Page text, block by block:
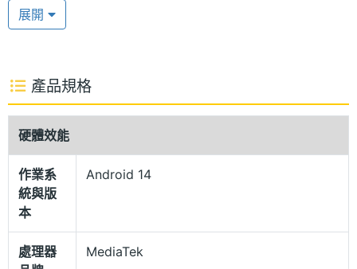
深、5,000,000:1 對比度與 100% P3 廣色域。同時提
德國萊茵 TÜV 三重護眼認證，還支援濕手操作，在潮
濕環境中也能輕鬆使用，實現全方位的舒適體驗。
康寧大猩猩 Victus 2 玻璃
POCO X7 機身採用 3D 雙曲面設計，並增強整體使用
者握持體驗，正面覆蓋康寧大猩猩 Victus 2 玻璃，搭
配增強的機身框架結構與首次搭載的 IP68 防塵防水，
提升日常使用的耐用性；具備雙喇叭揚聲器，支援
展開
產品規格
硬體效能
作業系
統與版
本
Android 14
處理器
MediaTek